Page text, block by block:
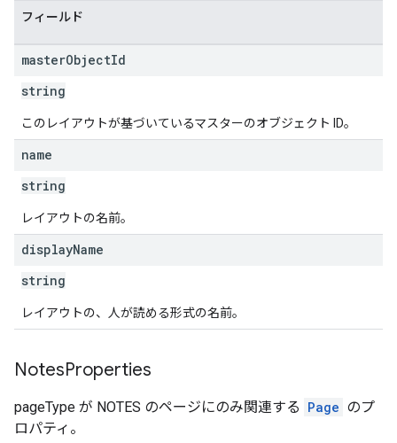
フィールド
masterObjectId
string
このレイアウトが基づいているマスターのオブジェクト ID。
name
string
レイアウトの名前。
displayName
string
レイアウトの、人が読める形式の名前。
NotesProperties
pageType が NOTES のページにのみ関連する Page のプ
ロパティ。